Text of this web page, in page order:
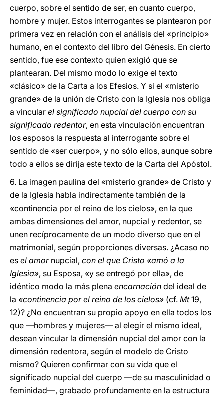
cuerpo, sobre el sentido de ser, en cuanto cuerpo,
hombre y mujer. Estos interrogantes se plantearon por
primera vez en relación con el análisis del «principio»
humano, en el contexto del libro del Génesis. En cierto
sentido, fue ese contexto quien exigió que se
plantearan. Del mismo modo lo exige el texto
«clásico» de la Carta a los Efesios. Y si el «misterio
grande» de la unión de Cristo con la Iglesia nos obliga
a vincular el significado nupcial del cuerpo con su
significado redentor, en esta vinculación encuentran
los esposos la respuesta al interrogante sobre el
sentido de «ser cuerpo», y no sólo ellos, aunque sobre
todo a ellos se dirija este texto de la Carta del Apóstol.
6. La imagen paulina del «misterio grande» de Cristo y
de la Iglesia habla indirectamente también de la
«continencia por el reino de los cielos», en la que
ambas dimensiones del amor, nupcial y redentor, se
unen recíprocamente de un modo diverso que en el
matrimonial, según proporciones diversas. ¿Acaso no
es el amor nupcial, con el que Cristo «amó a la
Iglesia», su Esposa, «y se entregó por ella», de
idéntico modo la más plena encarnación del ideal de
la «continencia por el reino de los cielos» (cf. Mt19,
12)? ¿No encuentran su propio apoyo en ella todos los
que —hombres y mujeres— al elegir el mismo ideal,
desean vincular la dimensión nupcial del amor con la
dimensión redentora, según el modelo de Cristo
mismo? Quieren confirmar con su vida que el
significado nupcial del cuerpo —de su masculinidad o
feminidad—, grabado profundamente en la estructura